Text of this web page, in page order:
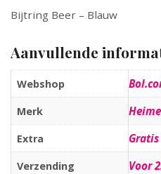
Bijtring Beer – Blauw
Aanvullende
Webshop
Merk
Extra
Verzending Voor